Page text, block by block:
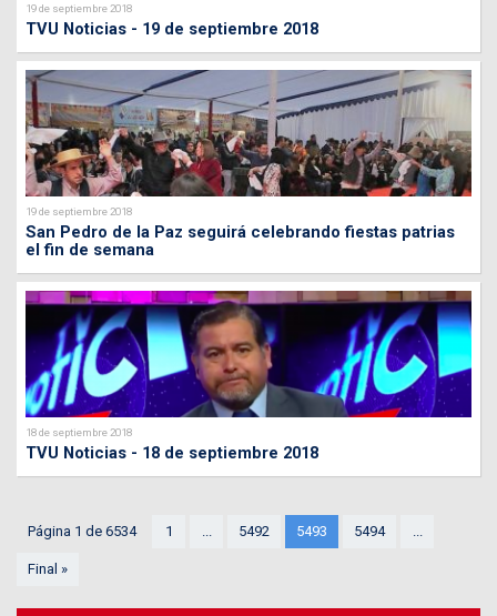
19 de septiembre 2018
TVU Noticias - 19 de septiembre 2018
19 de septiembre 2018
San Pedro de la Paz seguirá celebrando fiestas patrias
el fin de semana
18 de septiembre 2018
TVU Noticias - 18 de septiembre 2018
Página 1 de 6534 1 ... 5492 5493 5494 ...
Final »